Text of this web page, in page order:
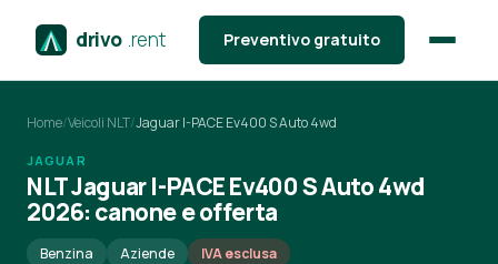
drivo .rent Preventivo gratuito
Home/Veicoli NLT/Jaguar I-PACE Ev400 S Auto 4wd
JAGUAR
NLT Jaguar I-PACE Ev400 S Auto 4wd
2026: canone e offerta
Benzina Aziende IVA esclusa